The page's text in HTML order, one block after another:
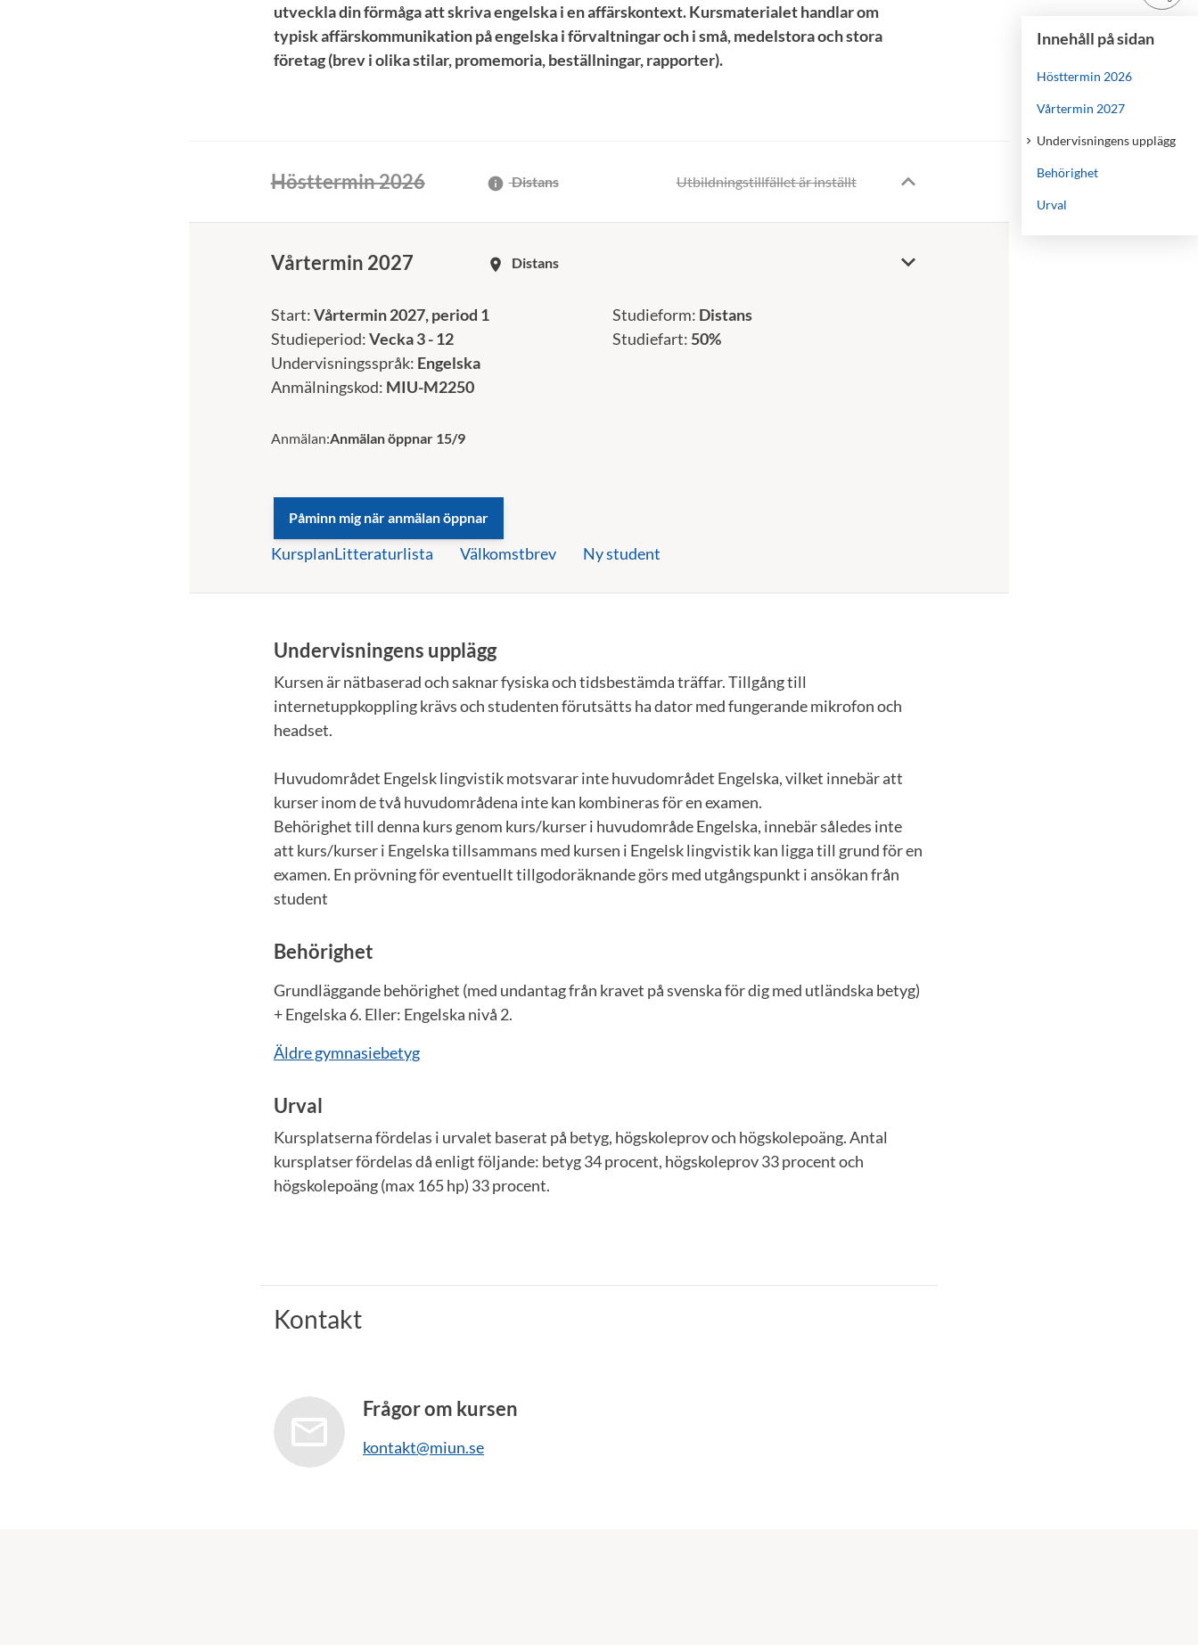
Innehåll på sidan
Hösttermin 2026
Vårtermin 2027
Undervisningens upplägg
Behörighet
Urval
utveckla din förmåga att skriva engelska i en affärskontext. Kursmaterialet handlar om
typisk affärskommunikation på engelska i förvaltningar och i små, medelstora och stora
företag (brev i olika stilar, promemoria, beställningar, rapporter).
Hösttermin 2026 info Distans Utbildningstillfället är inställt
Vårtermin 2027 room Distans
Start:Vårtermin 2027, period 1
Studieperiod:Vecka 3 - 12
Undervisningsspråk: Engelska
Anmälningskod: MIU-M2250
Studieform: Distans
Studiefart: 50%
Anmälan:Anmälan öppnar 15/9
KursplanLitteraturlista Välkomstbrev Ny student
Undervisningens upplägg
Kursen är nätbaserad och saknar fysiska och tidsbestämda träffar. Tillgång till
internetuppkoppling krävs och studenten förutsätts ha dator med fungerande mikrofon och
headset.
Huvudområdet Engelsk lingvistik motsvarar inte huvudområdet Engelska, vilket innebär att
kurser inom de två huvudområdena inte kan kombineras för en examen.
Behörighet till denna kurs genom kurs/kurser i huvudområde Engelska, innebär således inte
att kurs/kurser i Engelska tillsammans med kursen i Engelsk lingvistik kan ligga till grund för en
examen. En prövning för eventuellt tillgodoräknande görs med utgångspunkt i ansökan från
student
Behörighet
Grundläggande behörighet (med undantag från kravet på svenska för dig med utländska betyg)
+ Engelska 6. Eller: Engelska nivå 2.
Äldre gymnasiebetyg
Urval
Kursplatserna fördelas i urvalet baserat på betyg, högskoleprov och högskolepoäng. Antal
kursplatser fördelas då enligt följande: betyg 34 procent, högskoleprov 33 procent och
högskolepoäng (max 165 hp) 33 procent.
Kontakt
Frågor om kursen
kontakt@miun.se